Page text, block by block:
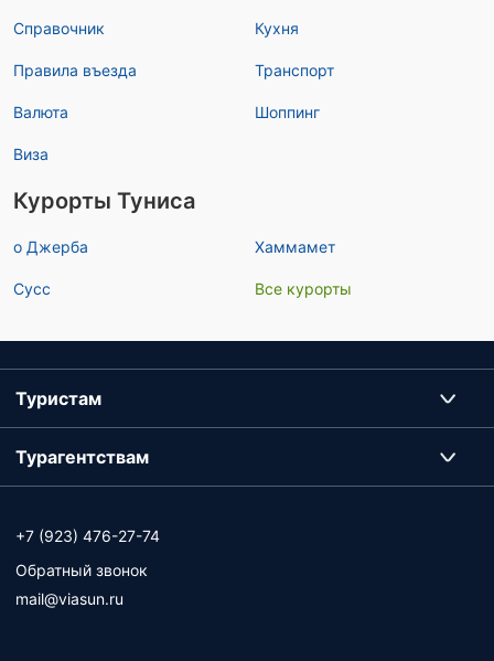
Справочник
Правила въезда
Валюта
Виза
Кухня
Транспорт
Шоппинг
Курорты Туниса
о Джерба
Сусс
Хаммамет
Все курорты
Туристам
Турагентствам
+7 (923) 476-27-74
Обратный звонок
mail@viasun.ru